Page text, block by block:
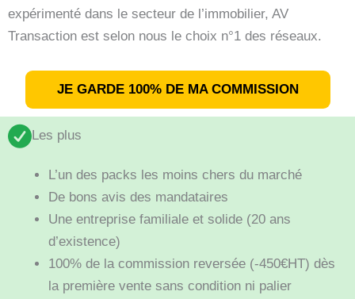
expérimenté dans le secteur de l’immobilier, AV
Transaction est selon nous le choix n°1 des réseaux.
JE GARDE 100% DE MA COMMISSION
Les plus
L’un des packs les moins chers du marché
De bons avis des mandataires
Une entreprise familiale et solide (20 ans
d’existence)
100% de la commission reversée (-450€HT) dès
la première vente sans condition ni palier